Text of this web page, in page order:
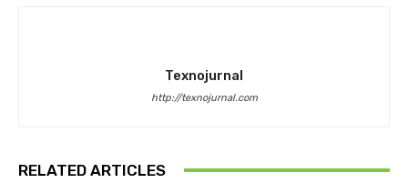
Texnojurnal
http://texnojurnal.com
RELATED ARTICLES